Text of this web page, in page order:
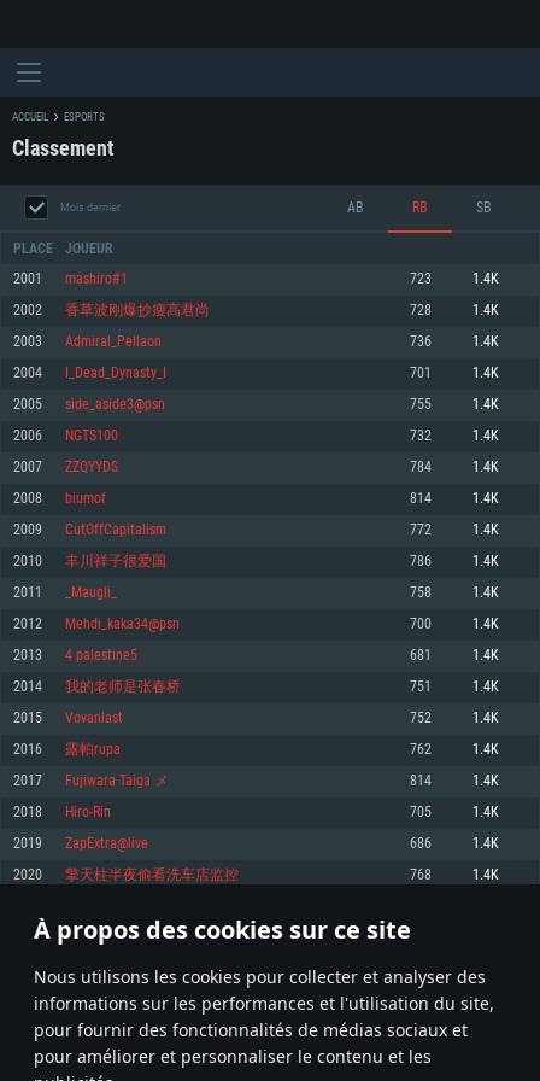
À propos des cookies sur ce site
Nous utilisons les cookies pour collecter et analyser des
informations sur les performances et l'utilisation du site,
pour fournir des fonctionnalités de médias sociaux et
pour améliorer et personnaliser le contenu et les
CONFIGURATION SYSTÈME REQUISE
Minimum
OS: Windows 10 (64 bit)
Processeur: Dual-Core 2.2 GHz
Mémoire: 4 GB
Carte graphique supportant DirectX 11: AMD Radeon 77XX / NVIDIA
GeForce GTX 660. La résolution minimale supportée par le jeu est de 720p
Connection: Connexion Internet à haut débit
Disque dur: 23.1 Go (client minimal)
Recommandée
1060 et plus, Radeon RX 570 et plus.
Disque dur: 75.9 Go (client complet)
Minimum
OS: Mac OS Big Sur 11.0 ou plus récent
Processeur: Core i5, minimum 2.2GHz (Les processeurs Intel Xeon ne sont
pas supportés)
Mémoire: 6 GB
Carte graphique: Intel Iris Pro 5200 (Mac), ou analogue AMD/Nvidia. La
résolution minimale supportée par le jeu est de 720p.
Connection: Connexion Internet à haut débit
Disque dur: 62,2 Go (client minimal)
Recommandée
OS: Mac OS Big Sur 11.0 ou plus récent
Processeur: Core i7 (Les processeurs Intel Xeon ne sont pas supportés)
Mémoire: 8 GB
Carte graphique: Radeon Vega II ou plus avec support de Metal
Disque dur: 62,2 Go (client complet)
Minimum
OS: Les configurations Linux 64 bits les plus modernes
Processeur: Dual-Core 2.4 GHz
Mémoire: 4 GB
Carte graphique: NVIDIA 660 avec les derniers drivers (moins de 6 mois) /
de même pour AMD (La résolution minimale supportée par le jeu est de
720p)
Connection: Connexion Internet à haut débit
Disque dur: 62,2 Go (client minimal)
Recommandée
OS: Ubuntu 20.04 64bit
Processeur: Intel Core i7
Mémoire: 8 GB
Carte graphique: NVIDIA 1060 avec les derniers drivers (moins de 6 mois) /
6 mois et supportant Vulkan
Connection: Connexion Internet à haut débit
Disque dur: 60,2 Go (client complet)
ACCUEIL ESPORTS
Classement
Mois dernier AB RB SB
PLACE JOUEUR
2001 mashiro#1 723 1.4K
2002 香草波刚爆抄瘦高君尚 728 1.4K
2003 Admiral_Pellaon 736 1.4K
2004 I_Dead_Dynasty_I 701 1.4K
2005 side_aside3@psn 755 1.4K
2006 NGTS100 732 1.4K
2007 ZZQYYDS 784 1.4K
2008 biumof 814 1.4K
2009 CutOffCapitalism 772 1.4K
2010 丰川祥子很爱国 786 1.4K
2011 _Maugli_ 758 1.4K
2012 Mehdi_kaka34@psn 700 1.4K
2013 4 palestine5 681 1.4K
2014 我的老师是张春桥 751 1.4K
2015 Vovanlast 752 1.4K
2016 露帕rupa 762 1.4K
2017 Fujiwara Taiga メ 814 1.4K
2018 Hiro-Rin 705 1.4K
2019 ZapExtra@live 686 1.4K
2020 擎天柱半夜偷看洗车店监控 768 1.4K
* Classement mis à jour quotidiennement
100 101 102 201